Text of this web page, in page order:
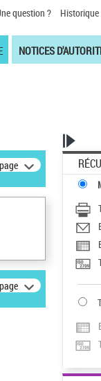
question ? Historique
NOTICES